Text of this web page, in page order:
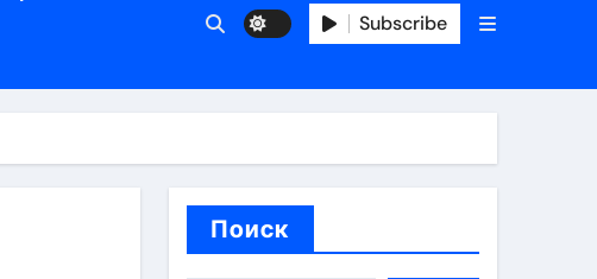
оформления сделки
Subscribe
Поиск